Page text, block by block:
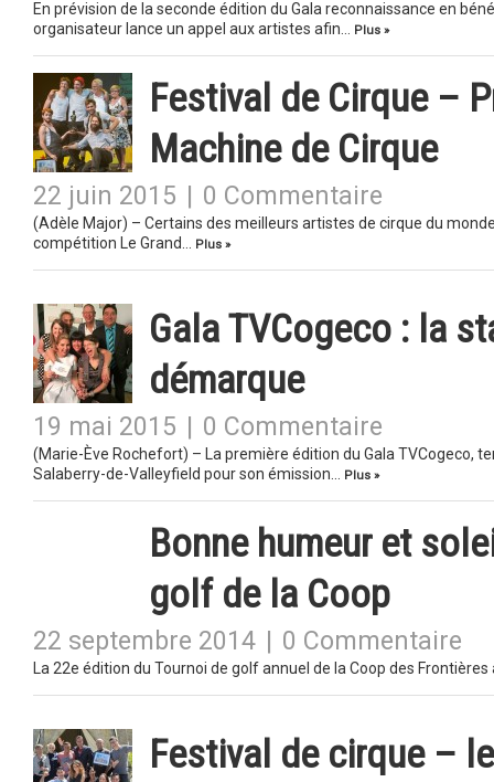
En prévision de la seconde édition du Gala reconnaissance en
organisateur lance un appel aux artistes afin…
Plus »
Festival de Cirque –
Machine de Cirque
22 juin 2015 0 Commentaire
(Adèle Major) – Certains des meilleurs artistes de cirque du
compétition Le Grand…
Plus »
Gala TVCogeco : la
démarque
19 mai 2015 0 Commentaire
(Marie-Ève Rochefort) – La première édition du Gala TVCogeco,
Salaberry-de-Valleyfield pour son émission…
Plus »
Bonne humeur et
golf de la Coop
22 septembre 2014 0 Commentaire
La 22e édition du Tournoi de golf annuel de la Coop des
Festival de cirque –